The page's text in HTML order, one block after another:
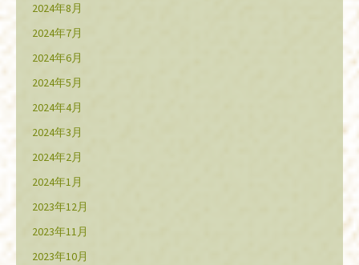
2024年8月
2024年7月
2024年6月
2024年5月
2024年4月
2024年3月
2024年2月
2024年1月
2023年12月
2023年11月
2023年10月